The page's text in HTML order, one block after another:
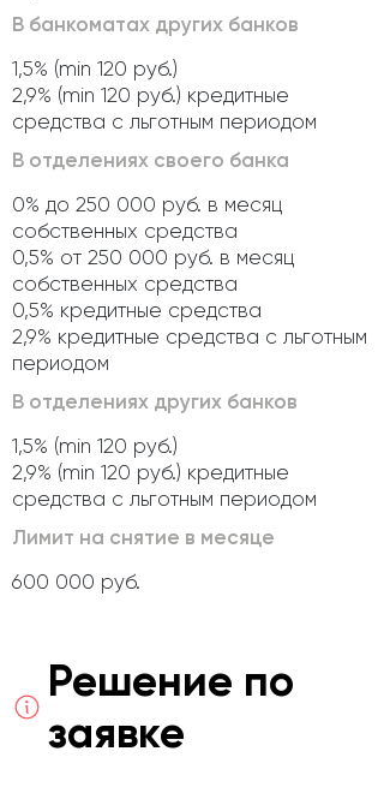
В банкоматах других банков
1,5% (min 120 руб.)
2,9% (min 120 руб.) кредитные
средства с льготным периодом
В отделениях своего банка
0% до 250 000 руб. в месяц
собственных средства
0,5% от 250 000 руб. в месяц
собственных средства
0,5% кредитные средства
2,9% кредитные средства с льготным
периодом
В отделениях других банков
1,5% (min 120 руб.)
2,9% (min 120 руб.) кредитные
средства с льготным периодом
Лимит на снятие в месяце
600 000 руб.
Решение по
заявке